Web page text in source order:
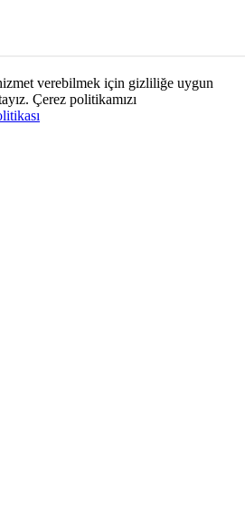
verebilmek için gizliliğe uygun
Çerez politikamızı